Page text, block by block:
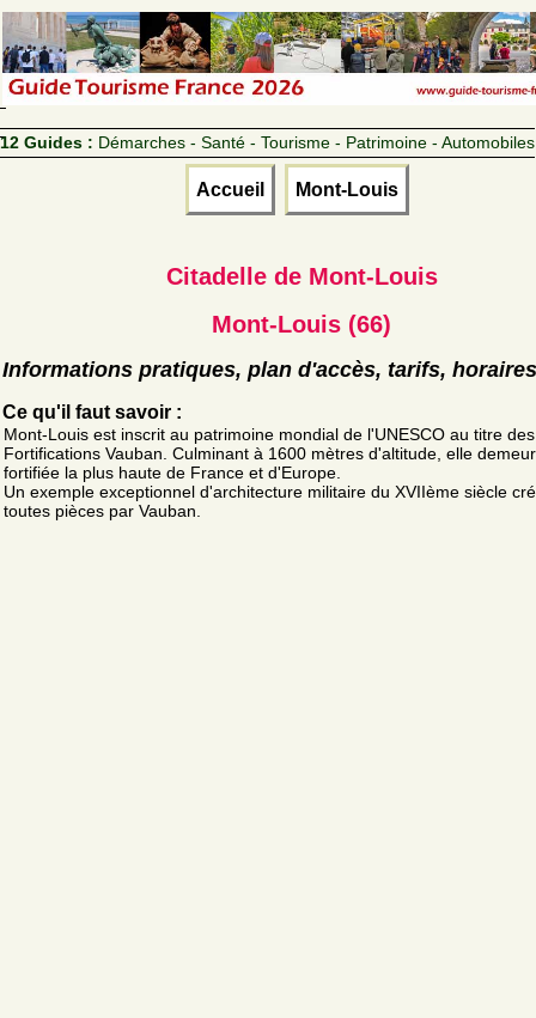
12 Guides : Démarches - Santé - Tourisme - Patrimoine - Automobiles
Accueil Mont-Louis
Citadelle de Mont-Louis
Mont-Louis (66)
Informations pratiques, plan d'accès, tarifs, horaires
Ce qu'il faut savoir :
Mont-Louis est inscrit au patrimoine mondial de l'UNESCO au titre des
Fortifications Vauban. Culminant à 1600 mètres d'altitude, elle
fortifiée la plus haute de France et d'Europe.
Un exemple exceptionnel d'architecture militaire du XVIIème siècle
toutes pièces par Vauban.